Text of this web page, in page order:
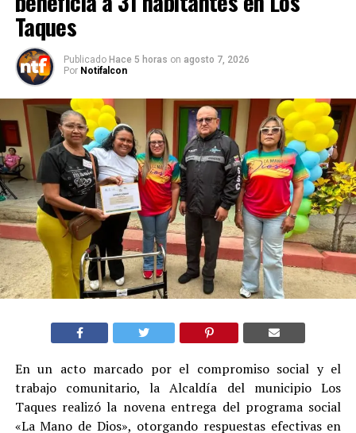
Taques
Publicado Hace 5 horas on agosto 7, 2026
Por Notifalcon
En un acto marcado por el compromiso social y el
trabajo comunitario, la Alcaldía del municipio Los
Taques realizó la novena entrega del programa social
«La Mano de Dios», otorgando respuestas efectivas en